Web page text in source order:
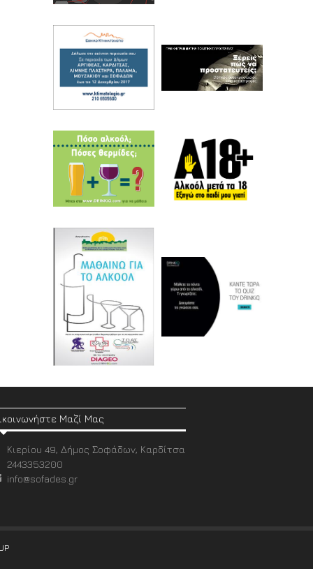
Μαζί Μας
Κιερίου 49, Δήμος Σοφάδων, Καρδίτσα
2443353200
info@sofades.gr